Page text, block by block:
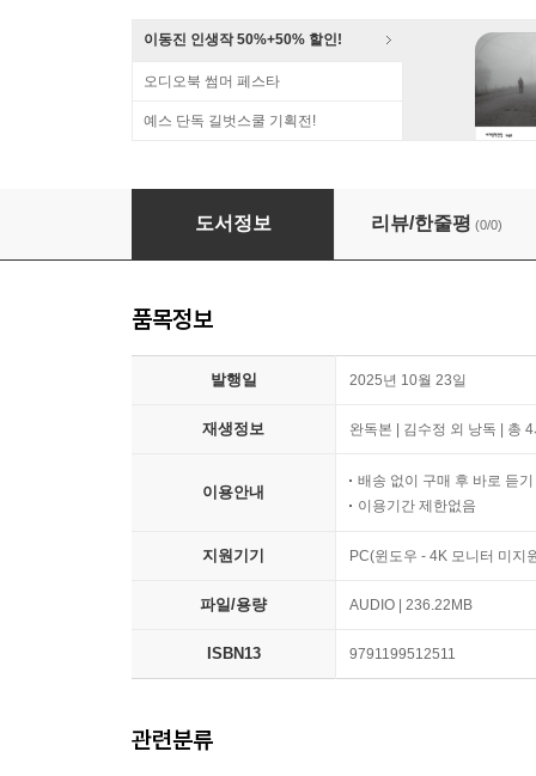
이동진 인생작 50%+50% 할인!
오디오북 썸머 페스타
예스 단독 길벗스쿨 기획전!
슬픔의 긍지
도서정보 리뷰/한줄평 (0/0)
품목정보
발행일 2025년 10월 23일
재생정보 완독본 | 김수정 외 낭독 | 총
이용안내
배송 없이 구매 후 바로 듣기
이용기간 제한없음
지원기기 PC(윈도우 - 4K 모니터 미지
파일/용량 AUDIO | 236.22MB
ISBN13 9791199512511
관련분류